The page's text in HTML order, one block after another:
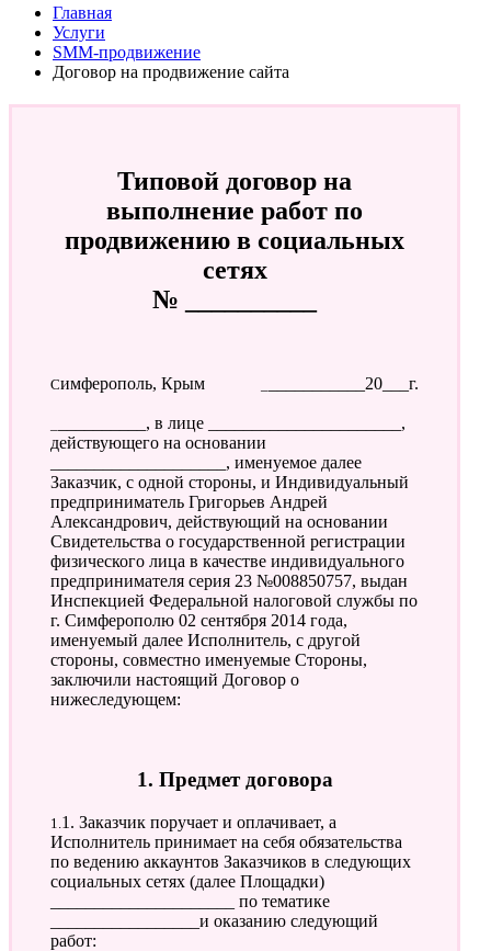
Главная
Услуги
SMM-продвижение
Договор на продвижение сайта
Типовой договор на
выполнение работ по
продвижению в социальных
сетях
№ __________
____________20___г.
Симферополь, Крым
действующего на основании
____________________, именуемое далее
Заказчик, с одной стороны, и Индивидуальный
предприниматель Григорьев Андрей
Александрович, действующий на основании
Свидетельства о государственной регистрации
физического лица в качестве индивидуального
предпринимателя серия 23 №008850757, выдан
Инспекцией Федеральной налоговой службы по
г. Симферополю 02 сентября 2014 года,
именуемый далее Исполнитель, с другой
стороны, совместно именуемые Стороны,
заключили настоящий Договор о
нижеследующем:
1. Предмет договора
1.1. Заказчик поручает и оплачивает, а
Исполнитель принимает на себя обязательства
по ведению аккаунтов Заказчиков в следующих
социальных сетях (далее Площадки)
_____________________ по тематике
_________________и оказанию следующий
работ: